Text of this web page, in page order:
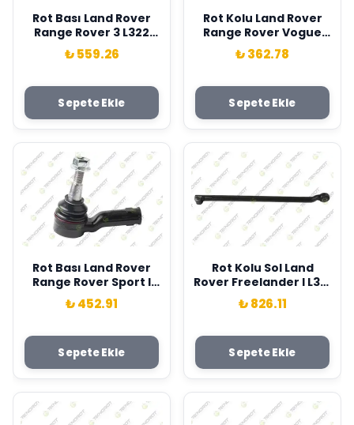
Rot Bası Land Rover
Range Rover 3 L322
02>12 Teknorot
QJB500050
₺ 559.26
Sepete Ekle
Rot Kolu Land Rover
Range Rover Vogue
L322 02>12 Teknorot
QJB500060
₺ 362.78
Sepete Ekle
Rot Bası Land Rover
Range Rover Sport I
L320 09>13 Teknorot
QJB500070
₺ 452.91
Sepete Ekle
Rot Kolu Sol Land
Rover Freelander I L314
Teknorot QFK000080
₺ 826.11
Sepete Ekle